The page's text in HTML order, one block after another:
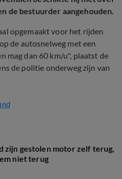
de bestuurder aangehouden.
opgemaakt voor het rijden
de autosnelweg met een
mag dan 60 km/u", plaatst de
de politie onderweg zijn van
zijn gestolen motor zelf terug,
niet terug